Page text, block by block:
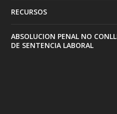
RECURSOS
ABSOLUCION PENAL NO
DE SENTENCIA LABORAL